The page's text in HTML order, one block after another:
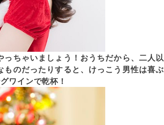
ちゃいましょう！おうちだから、二人以
のだったりすると、けっこう男性は喜ぶ
ワインで乾杯！